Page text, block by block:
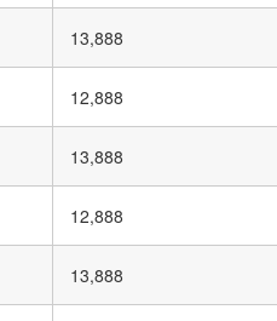
13,888
12,888
13,888
12,888
13,888